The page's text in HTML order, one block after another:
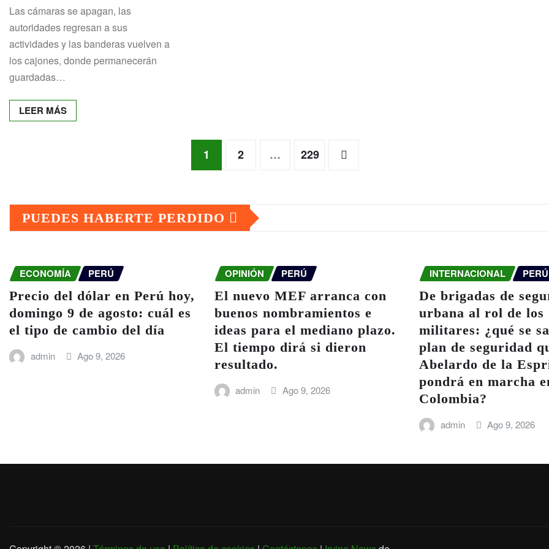
Las cámaras se apagan, las
autoridades regresan a sus
actividades y las banderas vuelven a
los cajones, donde permanecerán
guardadas…
LEER MÁS
entradas
1 2 … 229
PUEDES HABERTE PERDIDO
ECONOMÍA PERÚ
Precio del dólar en Perú hoy,
domingo 9 de agosto: cuál es
el tipo de cambio del día
admin Ago 9, 2026
OPINIÓN PERÚ
El nuevo MEF arranca con
buenos nombramientos e
ideas para el mediano plazo.
El tiempo dirá si dieron
resultado.
admin Ago 9, 2026
INTERNACIONAL PERÚ
De brigadas de
urbana al rol de los
militares: ¿qué se
plan de seguridad
Abelardo de la
pondrá en marcha
Colombia?
admin Ago 9, 2026